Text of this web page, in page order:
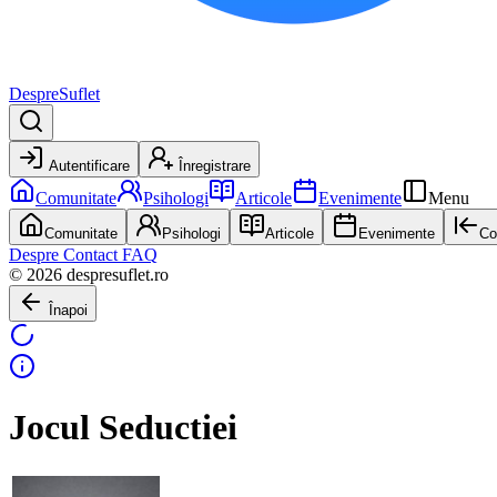
DespreSuflet
Autentificare Înregistrare
Comunitate Psihologi Articole Evenimente Menu
Comunitate Psihologi Articole Evenimente
Despre Contact FAQ
© 2026 despresuflet.ro
Înapoi
Jocul Seductiei